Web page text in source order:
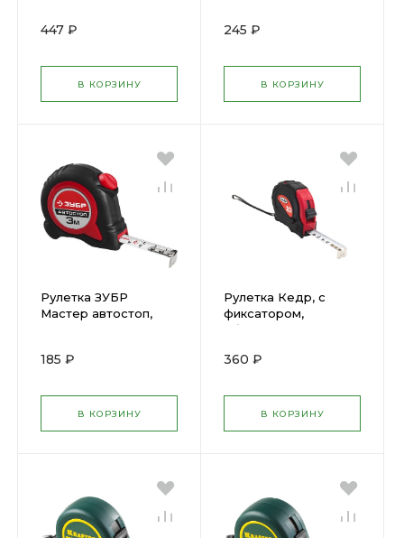
447 ₽
В КОРЗИНУ
245 ₽
В КОРЗИНУ
Рулетка ЗУБР
Мастер автостоп,
185 ₽
В КОРЗИНУ
Рулетка Кедр, с
фиксатором,
обрезиненная, 10 м x
360 ₽
В КОРЗИНУ